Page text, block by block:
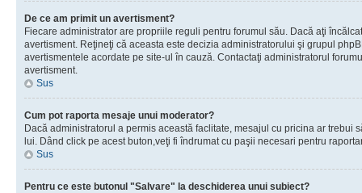
De ce am primit un avertisment?
Fiecare administrator are propriile reguli pentru forumul său. Dacă aţi
avertisment. Reţineţi că aceasta este decizia administratorului şi grupul
avertismentele acordate pe site-ul în cauză. Contactaţi administratorul
avertisment.
Sus
Cum pot raporta mesaje unui moderator?
Dacă administratorul a permis această faclitate, mesajul cu pricina ar trebui
lui. Dând click pe acest buton,veţi fi îndrumat cu paşii necesari pentru
Sus
Pentru ce este butonul "Salvare" la deschiderea unui subiect?